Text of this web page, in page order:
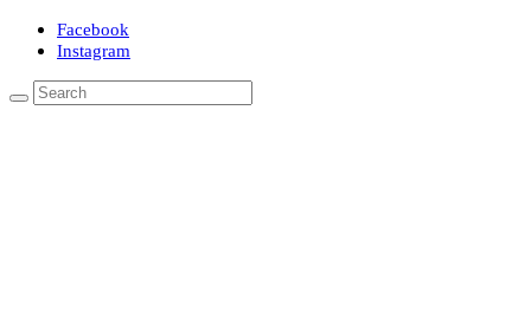
Facebook
Instagram